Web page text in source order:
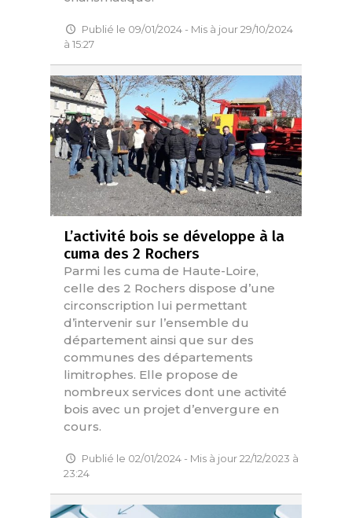
Publié le 09/01/2024 - Mis à jour 29/10/2024
à 15:27
L’activité bois se développe à la
cuma des 2 Rochers
Parmi les cuma de Haute-Loire,
celle des 2 Rochers dispose d’une
circonscription lui permettant
d’intervenir sur l’ensemble du
département ainsi que sur des
communes des départements
limitrophes. Elle propose de
nombreux services dont une activité
bois avec un projet d’envergure en
cours.
Publié le 02/01/2024 - Mis à jour 22/12/2023 à
23:24